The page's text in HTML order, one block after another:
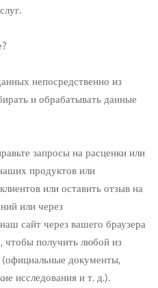
непосредственно из
и обрабатывать данные
запросы на расценки или
продуктов или
или оставить отзыв на
или через
сайт через вашего браузера
чтобы получить любой из
документы,
исследования и т. д.).